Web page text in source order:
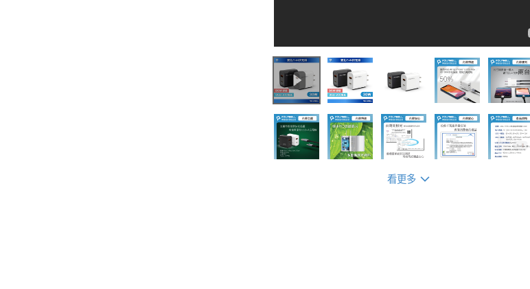
看更多